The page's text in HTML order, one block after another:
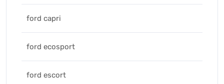
ford capri
ford ecosport
ford escort